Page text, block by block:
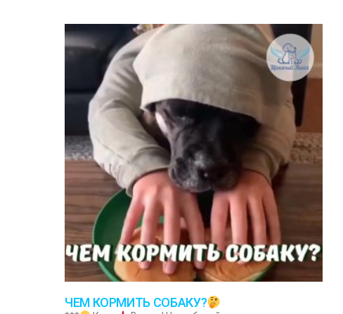
ЧЕМ КОРМИТЬ СОБАКУ?